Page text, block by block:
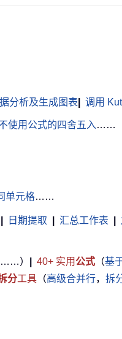
分析及生成图表 调用
使用公式的四舍五入 ……
单元格……
日期提取 汇总工作表
……） 40+ 实用公式 （基
分工具 （高级合并行， 拆